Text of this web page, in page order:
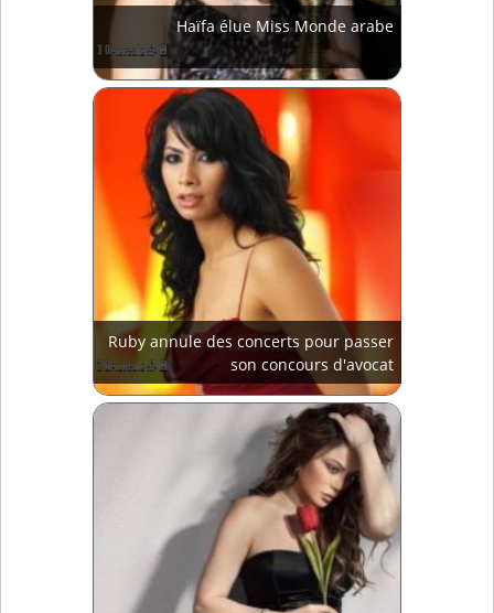
Haïfa élue Miss Monde arabe
Ruby annule des concerts pour passer
son concours d'avocat